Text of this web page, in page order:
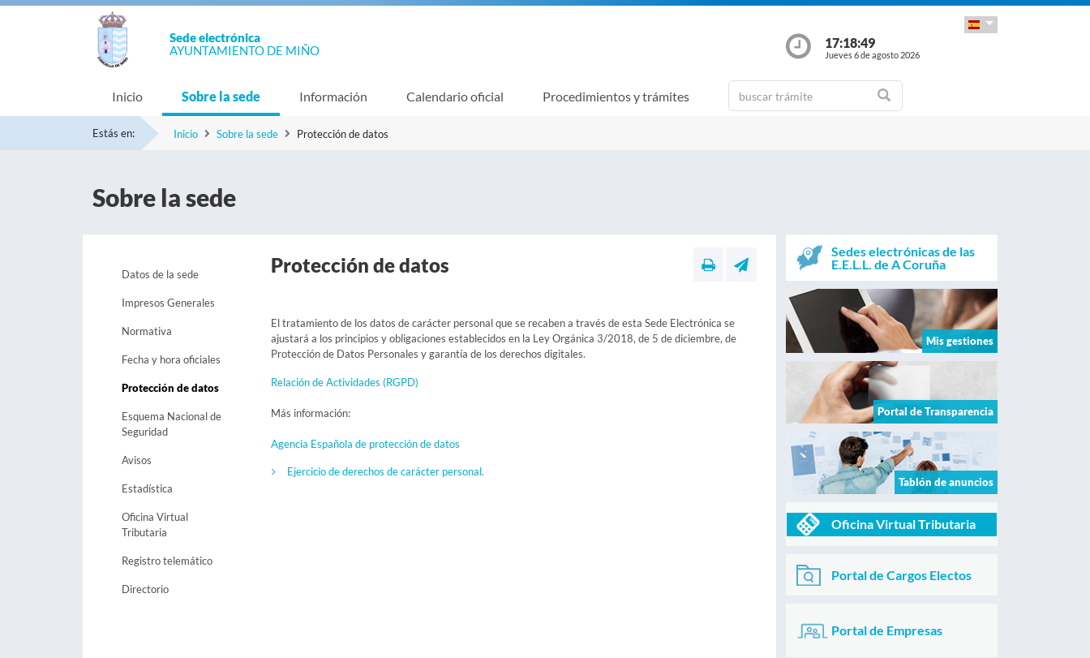
Sede electrónica
AYUNTAMIENTO DE MIÑO
17:18:49
Jueves 6 de agosto 2026
Inicio Sobre la sede Información Calendario oficial Procedimientos y trámites
Estás en: Inicio Sobre la sede Protección de datos
Sobre la sede
Datos de la sede
Impresos Generales
Normativa
Fecha y hora oficiales
Protección de datos
Esquema Nacional de
Seguridad
Avisos
Estadística
Oficina Virtual
Tributaria
Registro telemático
Directorio
Protección de datos
El tratamiento de los datos de carácter personal que se recaben a través de esta Sede Electrónica se
ajustará a los principios y obligaciones establecidos en la Ley Orgánica 3/2018, de 5 de diciembre, de
Protección de Datos Personales y garantía de los derechos digitales.
Relación de Actividades (RGPD)
Más información:
Agencia Española de protección de datos
Ejercicio de derechos de carácter personal.
Sedes electrónicas de las
E.E.L.L. de A Coruña
Mis gestiones
Portal de Transparencia
Tablón de anuncios
Oficina Virtual Tributaria
Portal de Cargos Electos
Portal de Empresas